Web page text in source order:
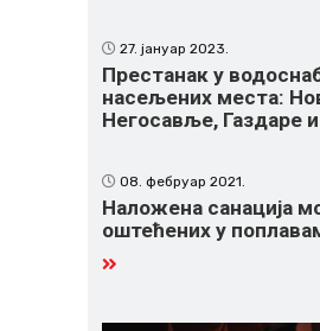
27. јануар 2023.
Престанак у
насељених места:
Негосавље, Газдаре
08. фебруар 2021.
Наложена санација
оштећених у